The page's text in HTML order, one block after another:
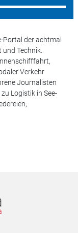
der achtmal
Technik.
Verkehr
Journalisten
Logistik in See-